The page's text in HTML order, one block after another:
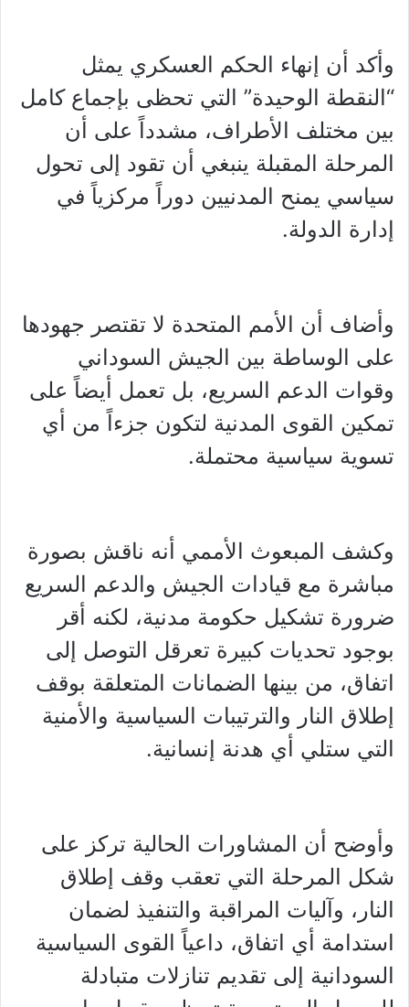
وأكد أن إنهاء الحكم العسكري يمثل
“النقطة الوحيدة” التي تحظى بإجماع كامل
بين مختلف الأطراف، مشدداً على أن
المرحلة المقبلة ينبغي أن تقود إلى تحول
سياسي يمنح المدنيين دوراً مركزياً في
إدارة الدولة.
وأضاف أن الأمم المتحدة لا تقتصر جهودها
على الوساطة بين الجيش السوداني
وقوات الدعم السريع، بل تعمل أيضاً على
تمكين القوى المدنية لتكون جزءاً من أي
تسوية سياسية محتملة.
وكشف المبعوث الأممي أنه ناقش بصورة
مباشرة مع قيادات الجيش والدعم السريع
ضرورة تشكيل حكومة مدنية، لكنه أقر
بوجود تحديات كبيرة تعرقل التوصل إلى
اتفاق، من بينها الضمانات المتعلقة بوقف
إطلاق النار والترتيبات السياسية والأمنية
التي ستلي أي هدنة إنسانية.
وأوضح أن المشاورات الحالية تركز على
شكل المرحلة التي تعقب وقف إطلاق
النار، وآليات المراقبة والتنفيذ لضمان
استدامة أي اتفاق، داعياً القوى السياسية
السودانية إلى تقديم تنازلات متبادلة